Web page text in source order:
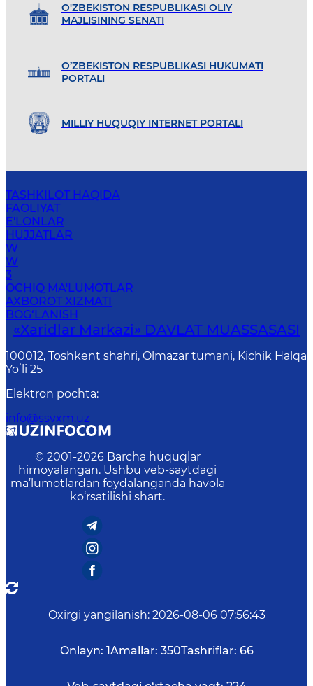
O'ZBEKISTON RESPUBLIKASI OLIY
MAJLISINING SENATI
O’ZBEKISTON RESPUBLIKASI HUKUMATI
PORTALI
MILLIY HUQUQIY INTERNET PORTALI
TASHKILOT HAQIDA
FAOLIYAT
E'LONLAR
HUJJATLAR
W
W
3
OCHIQ MA'LUMOTLAR
AXBOROT XIZMATI
BOG‘LANISH
«Xaridlar Markazi» DAVLAT MUASSASASI
100012, Toshkent shahri, Olmazar tumani, Kichik Halqa
Yoʻli 25
Elektron pochta:
info@ssvxm.uz
© 2001-2026 Barcha huquqlar
himoyalangan. Ushbu veb-saytdagi
ma’lumotlardan foydalanganda havola
ko‘rsatilishi shart.
Oxirgi yangilanish: 2026-08-06 07:56:43
Onlayn: 1Amallar: 350Tashriflar: 66